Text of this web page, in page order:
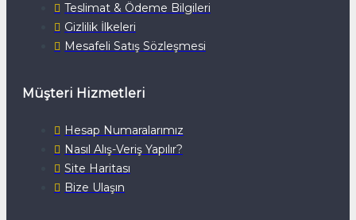
Teslimat & Ödeme Bilgileri
Gizlilik İlkeleri
Mesafeli Satış Sözleşmesi
Müşteri Hizmetleri
Hesap Numaralarımız
Nasıl Alış-Veriş Yapılır?
Site Haritası
Bize Ulaşın